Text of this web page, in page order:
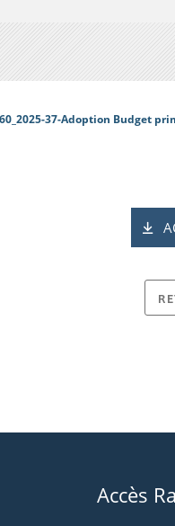
60_2025-37-Adoption Budget
Accès